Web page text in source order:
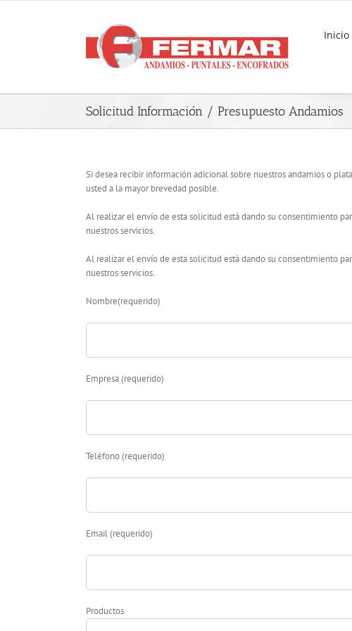
Inicio
Solicitud Información / Presupuesto Andamios
Si desea recibir información adicional sobre nuestros andamios o
usted a la mayor brevedad posible.
Al realizar el envío de esta solicitud está dando su consentimiento
nuestros servicios.
Al realizar el envío de esta solicitud está dando su consentimiento
nuestros servicios.
Nombre(requerido)
Empresa (requerido)
Teléfono (requerido)
Email (requerido)
Productos